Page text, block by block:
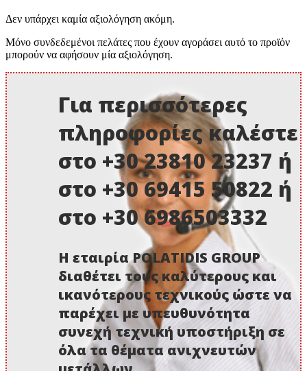
Δεν υπάρχει καμία αξιολόγηση ακόμη.
Μόνο συνδεδεμένοι πελάτες που έχουν αγοράσει αυτό το προϊόν
μπορούν να αφήσουν μία αξιολόγηση.
Για περισσότερες
πληροφορίες καλέστε
στο +30 23810 23237 ή
στο +30 69415 50822 ή
στο +30 6986503332
Η εταιρία POLATIDIS GROUP
διαθέτει τους καλύτερους και
ικανότερους τεχνικούς ώστε να
παρέχει με υπευθυνότητα
συνεχή τεχνική υποστήριξη σε
όλα τα θέματα ανιχνευτών